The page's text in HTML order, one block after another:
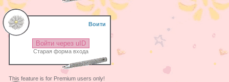
Воити
Войти через uID
Старая форма входа
This feature is for Premium users only!